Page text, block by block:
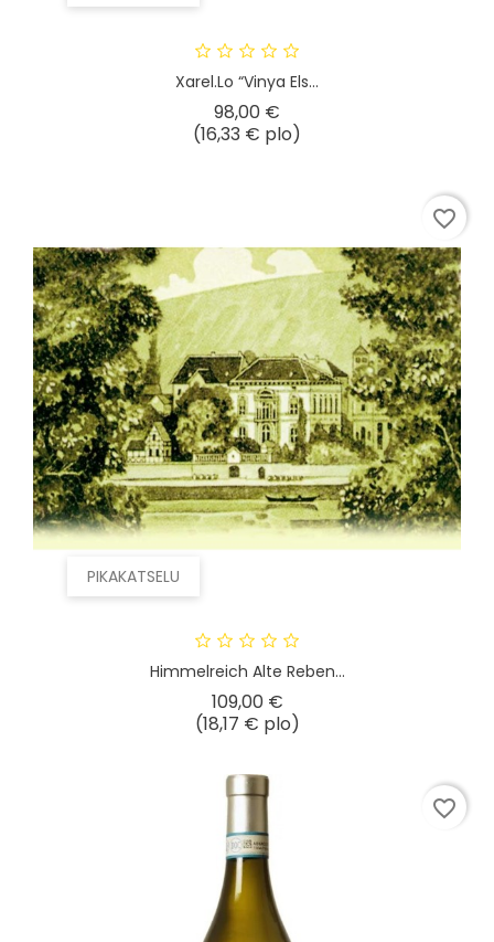
Xarel.lo “Vinya Els...
98,00 €
(16,33 € plo)
PIKAKATSELU
Himmelreich Alte Reben...
109,00 €Hinta
(18,17 € plo)
favorite_border
favorite_border